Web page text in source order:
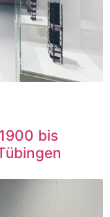
bis